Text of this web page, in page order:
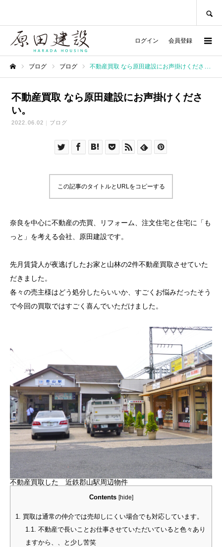
ログイン 会員登録
ブログ ブログ 不動産買取 なら原田建設にお声掛けください。
不動産買取 なら原田建設にお声掛けくださ
い。
2022.06.02 ブログ
この記事のタイトルとURLをコピーする
奈良を中心に不動産の売買、リフォーム、注文住宅と住宅に「も
っと」を考える会社、原田建設です。
先月賃貸人が夜逃げしたお家と山林の2件不動産買取させていた
だきました。
各々の売主様はどう処分したらいいか、すごくお悩みだったそう
で今回の買取ではすごく喜んでいただけました。
不動産買取した 近鉄郡山駅周辺物件
Contents [hide]
1. 買取は通常の仲介では売却しにくい場合でも対応しています。
1.1. 不動産で長いことお仕事させていただいていると色々あり
ますから、、と少し苦笑